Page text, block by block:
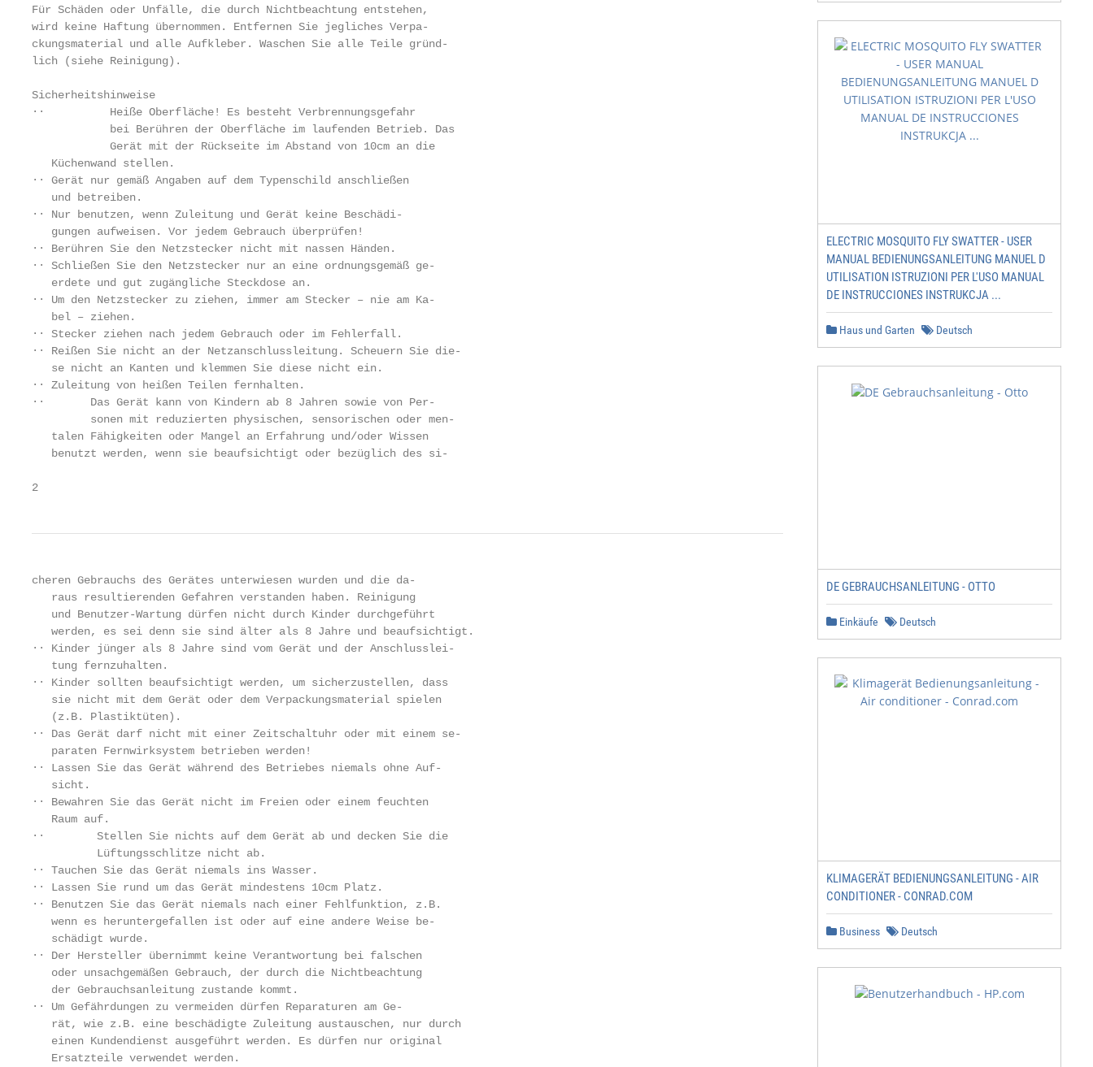
Für Schäden oder Unfälle, die durch Nichtbeachtung entstehen,
wird keine Haftung übernommen. Entfernen Sie jegliches Verpa-
ckungsmaterial und alle Aufkleber. Waschen Sie alle Teile gründ-
lich (siehe Reinigung).
Sicherheitshinweise
∙∙          Heiße Oberfläche! Es besteht Verbrennungsgefahr
            bei Berühren der Oberfläche im laufenden Betrieb. Das
            Gerät mit der Rückseite im Abstand von 10cm an die
   Küchenwand stellen.
∙∙ Gerät nur gemäß Angaben auf dem Typenschild anschließen
   und betreiben.
∙∙ Nur benutzen, wenn Zuleitung und Gerät keine Beschädi-
   gungen aufweisen. Vor jedem Gebrauch überprüfen!
∙∙ Berühren Sie den Netzstecker nicht mit nassen Händen.
∙∙ Schließen Sie den Netzstecker nur an eine ordnungsgemäß ge-
   erdete und gut zugängliche Steckdose an.
∙∙ Um den Netzstecker zu ziehen, immer am Stecker – nie am Ka-
   bel – ziehen.
∙∙ Stecker ziehen nach jedem Gebrauch oder im Fehlerfall.
∙∙ Reißen Sie nicht an der Netzanschlussleitung. Scheuern Sie die-
   se nicht an Kanten und klemmen Sie diese nicht ein.
∙∙ Zuleitung von heißen Teilen fernhalten.
∙∙       Das Gerät kann von Kindern ab 8 Jahren sowie von Per-
         sonen mit reduzierten physischen, sensorischen oder men-
   talen Fähigkeiten oder Mangel an Erfahrung und/oder Wissen
   benutzt werden, wenn sie beaufsichtigt oder bezüglich des si-
2
cheren Gebrauchs des Gerätes unterwiesen wurden und die da-
   raus resultierenden Gefahren verstanden haben. Reinigung
   und Benutzer-Wartung dürfen nicht durch Kinder durchgeführt
   werden, es sei denn sie sind älter als 8 Jahre und beaufsichtigt.
∙∙ Kinder jünger als 8 Jahre sind vom Gerät und der Anschlusslei-
   tung fernzuhalten.
∙∙ Kinder sollten beaufsichtigt werden, um sicherzustellen, dass
   sie nicht mit dem Gerät oder dem Verpackungsmaterial spielen
   (z.B. Plastiktüten).
∙∙ Das Gerät darf nicht mit einer Zeitschaltuhr oder mit einem se-
   paraten Fernwirksystem betrieben werden!
∙∙ Lassen Sie das Gerät während des Betriebes niemals ohne Auf-
   sicht.
∙∙ Bewahren Sie das Gerät nicht im Freien oder einem feuchten
   Raum auf.
∙∙        Stellen Sie nichts auf dem Gerät ab und decken Sie die
          Lüftungsschlitze nicht ab.
∙∙ Tauchen Sie das Gerät niemals ins Wasser.
∙∙ Lassen Sie rund um das Gerät mindestens 10cm Platz.
∙∙ Benutzen Sie das Gerät niemals nach einer Fehlfunktion, z.B.
   wenn es heruntergefallen ist oder auf eine andere Weise be-
   schädigt wurde.
∙∙ Der Hersteller übernimmt keine Verantwortung bei falschen
   oder unsachgemäßen Gebrauch, der durch die Nichtbeachtung
   der Gebrauchsanleitung zustande kommt.
∙∙ Um Gefährdungen zu vermeiden dürfen Reparaturen am Ge-
   rät, wie z.B. eine beschädigte Zuleitung austauschen, nur durch
   einen Kundendienst ausgeführt werden. Es dürfen nur original
   Ersatzteile verwendet werden.
ELECTRIC MOSQUITO FLY SWATTER - USER
MANUAL BEDIENUNGSANLEITUNG MANUEL D
UTILISATION ISTRUZIONI PER L'USO MANUAL
DE INSTRUCCIONES INSTRUKCJA ...
Haus und Garten Deutsch
DE GEBRAUCHSANLEITUNG - OTTO
Einkäufe Deutsch
KLIMAGERÄT BEDIENUNGSANLEITUNG - AIR
CONDITIONER - CONRAD.COM
Business Deutsch